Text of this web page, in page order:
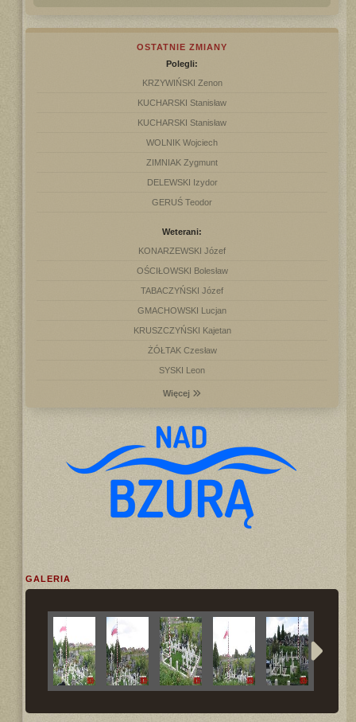
OSTATNIE ZMIANY
Polegli:
KRZYWIŃSKI Zenon
KUCHARSKI Stanisław
KUCHARSKI Stanisław
WOLNIK Wojciech
ZIMNIAK Zygmunt
DELEWSKI Izydor
GERUŚ Teodor
Weterani:
KONARZEWSKI Józef
OŚCIŁOWSKI Bolesław
TABACZYŃSKI Józef
GMACHOWSKI Lucjan
KRUSZCZYŃSKI Kajetan
ŻÓŁTAK Czesław
SYSKI Leon
Więcej
GALERIA